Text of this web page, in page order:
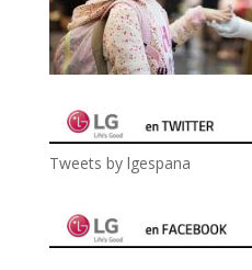
Tweets by lgespana